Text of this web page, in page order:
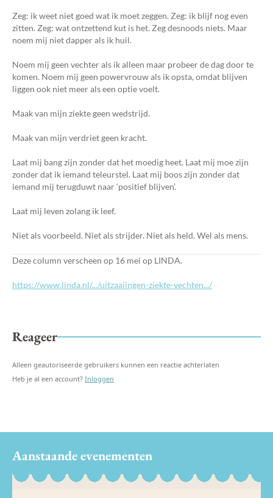
Zeg: ik weet niet goed wat ik moet zeggen. Zeg: ik blijf nog even
zitten. Zeg: wat ontzettend kut is het. Zeg desnoods niets. Maar
noem mij niet dapper als ik huil.
Noem mij geen vechter als ik alleen maar probeer de dag door te
komen. Noem mij geen powervrouw als ik opsta, omdat blijven
liggen ook niet meer als een optie voelt.
Maak van mijn ziekte geen wedstrijd.
Maak van mijn verdriet geen kracht.
Laat mij bang zijn zonder dat het moedig heet. Laat mij moe zijn
zonder dat ik iemand teleurstel. Laat mij boos zijn zonder dat
iemand mij terugduwt naar ‘positief blijven’.
Laat mij leven zolang ik leef.
Niet als voorbeeld. Niet als strijder. Niet als held. Wel als mens.
Deze column verscheen op 16 mei op LINDA.
https://www.linda.nl/.../uitzaaiingen-ziekte-vechten.../
Reageer
Alleen geautoriseerde gebruikers kunnen een reactie achterlaten
Heb je al een account? Inloggen
Aanstaande evenementen